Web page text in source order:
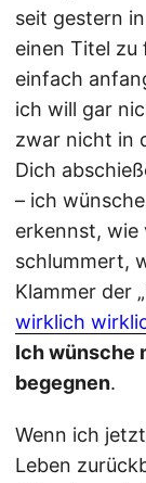
seit gestern
einen Titel zu
einfach
ich will gar
zwar nicht in
Dich
– ich
erkennst, wie
schlummert,
Klammer der „
wirklich
Ich wünsche
begegnen.
Wenn ich
Leben